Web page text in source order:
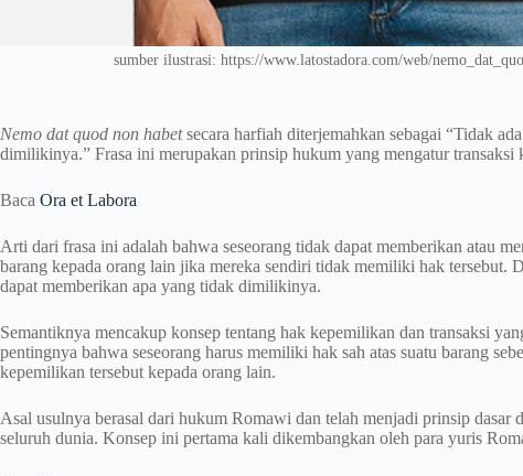
sumber ilustrasi: https://www.latostadora.com/web/
Nemo dat quod non habetsecara harfiah diterjemahkan sebagai “Tidak
dimilikinya.” Frasa ini merupakan prinsip hukum yang mengatur transaksi
Baca Ora et Labora
Arti dari frasa ini adalah bahwa seseorang tidak dapat memberikan atau
barang kepada orang lain jika mereka sendiri tidak memiliki hak tersebut.
dapat memberikan apa yang tidak dimilikinya.
Semantiknya mencakup konsep tentang hak kepemilikan dan transaksi
pentingnya bahwa seseorang harus memiliki hak sah atas suatu barang
kepemilikan tersebut kepada orang lain.
Asal usulnya berasal dari hukum Romawi dan telah menjadi prinsip dasar
seluruh dunia. Konsep ini pertama kali dikembangkan oleh para yuris